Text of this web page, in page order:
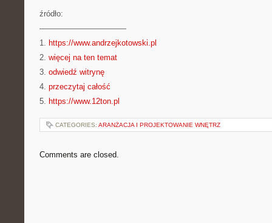
źródło:
———————————
1. https://www.andrzejkotowski.pl
2. więcej na ten temat
3. odwiedź witrynę
4. przeczytaj całość
5. https://www.12ton.pl
CATEGORIES: ARANŻACJA I PROJEKTOWANIE WNĘTRZ
Comments are closed.